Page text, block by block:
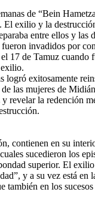
de “Bein
exilio y la
entre ellos y las
invadidos por
17 de Tamuz cuando
logró exitosamente
las mujeres de
revelar la redención
contienen en su
sucedieron los
superior. El
y a su vez está en
en los